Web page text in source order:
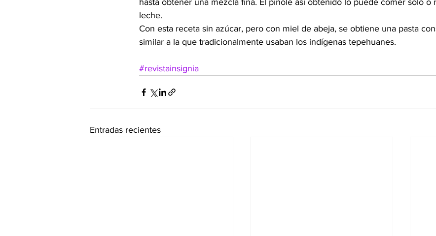
hasta obtener una mezcla fina. El pinole así obtenido lo puede comer solo o
leche.
Con esta receta sin azúcar, pero con miel de abeja, se obtiene una pasta
similar a la que tradicionalmente usaban los indígenas tepehuanes.
#revistainsignia
Entradas recientes